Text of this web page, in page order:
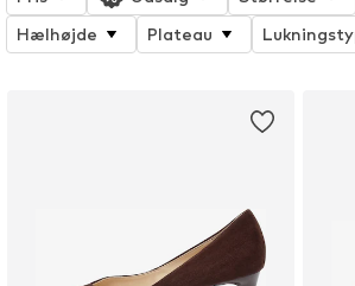
Hælhøjde
Plateau